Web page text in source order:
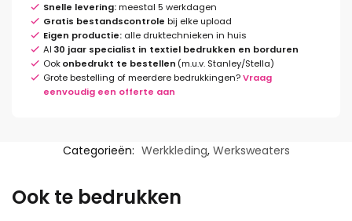
Snelle levering:meestal 5 werkdagen
Gratis bestandscontrole bij elke upload
Eigen productie: alle druktechnieken in huis
Al 30 jaar specialist in textiel bedrukken en borduren
Ookonbedrukt te bestellen (m.u.v. Stanley/Stella)
Grote bestelling of meerdere bedrukkingen?Vraag
eenvoudig een offerte aan
Categorieën: Werkkleding, Werksweaters
Ook te bedrukken